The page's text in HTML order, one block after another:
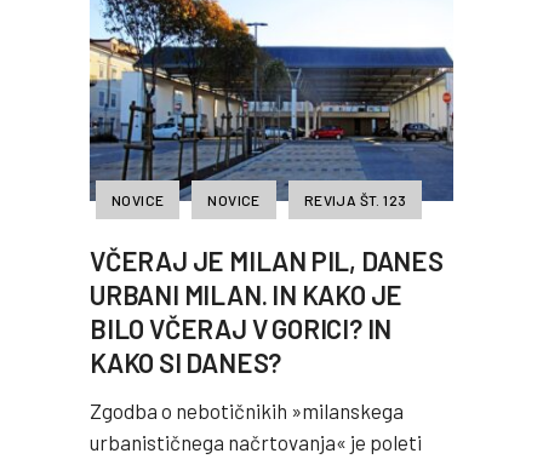
NOVICE NOVICE REVIJA ŠT. 123
VČERAJ JE MILAN PIL, DANES
URBANI MILAN. IN KAKO JE
BILO VČERAJ V GORICI? IN
KAKO SI DANES?
Zgodba o nebotičnikih »milanskega
urbanističnega načrtovanja« je poleti